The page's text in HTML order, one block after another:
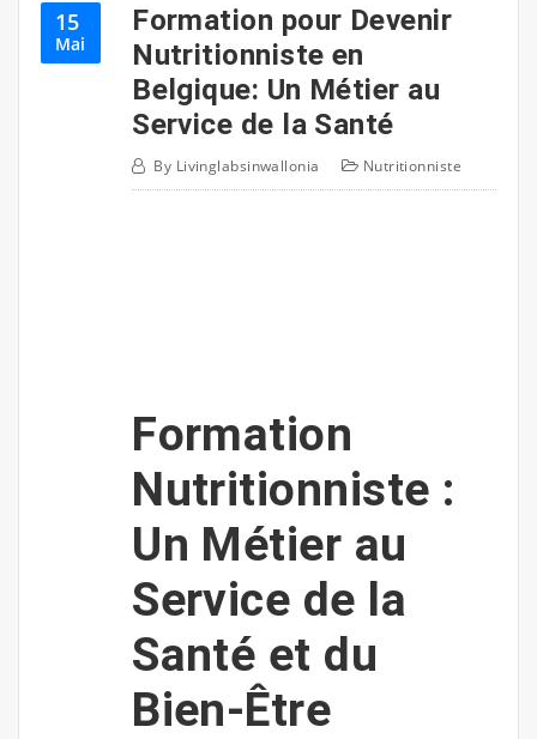
15
Mai
Formation pour Devenir
Nutritionniste en
Belgique: Un Métier au
Service de la Santé
By Livinglabsinwallonia Nutritionniste
Formation
Nutritionniste :
Un Métier au
Service de la
Santé et du
Bien-Être